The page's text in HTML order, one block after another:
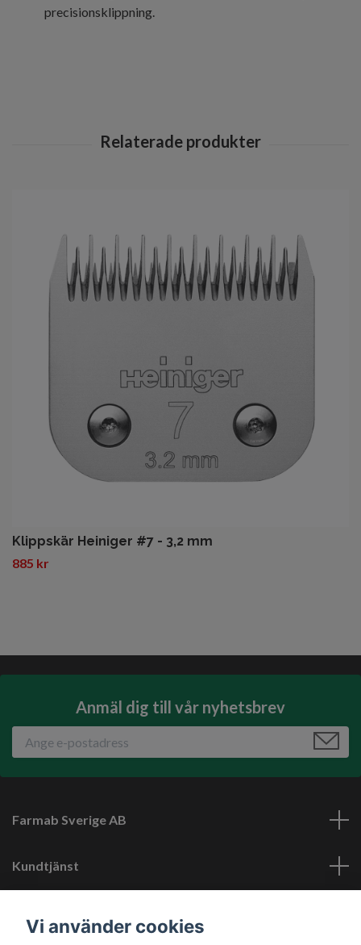
precisionsklippning.
Klippskär Heiniger #7 - 3,2 mm
885 kr
Anmäl dig till vår nyhetsbrev
Farmab Sverige AB
Kundtjänst
Vi använder cookies